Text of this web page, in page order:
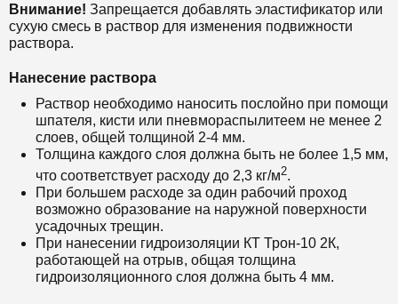
Внимание! Запрещается добавлять эластификатор или
сухую смесь в раствор для изменения подвижности
раствора.
Нанесение раствора
Раствор необходимо наносить послойно при помощи
шпателя, кисти или пневмораспылитеем не менее 2
слоев, общей толщиной 2-4 мм.
Толщина каждого слоя должна быть не более 1,5 мм,
что соответствует расходу до 2,3 кг/м2.
При большем расходе за один рабочий проход
возможно образование на наружной поверхности
усадочных трещин.
При нанесении гидроизоляции КТ Трон-10 2К,
работающей на отрыв, общая толщина
гидроизоляционного слоя должна быть 4 мм.